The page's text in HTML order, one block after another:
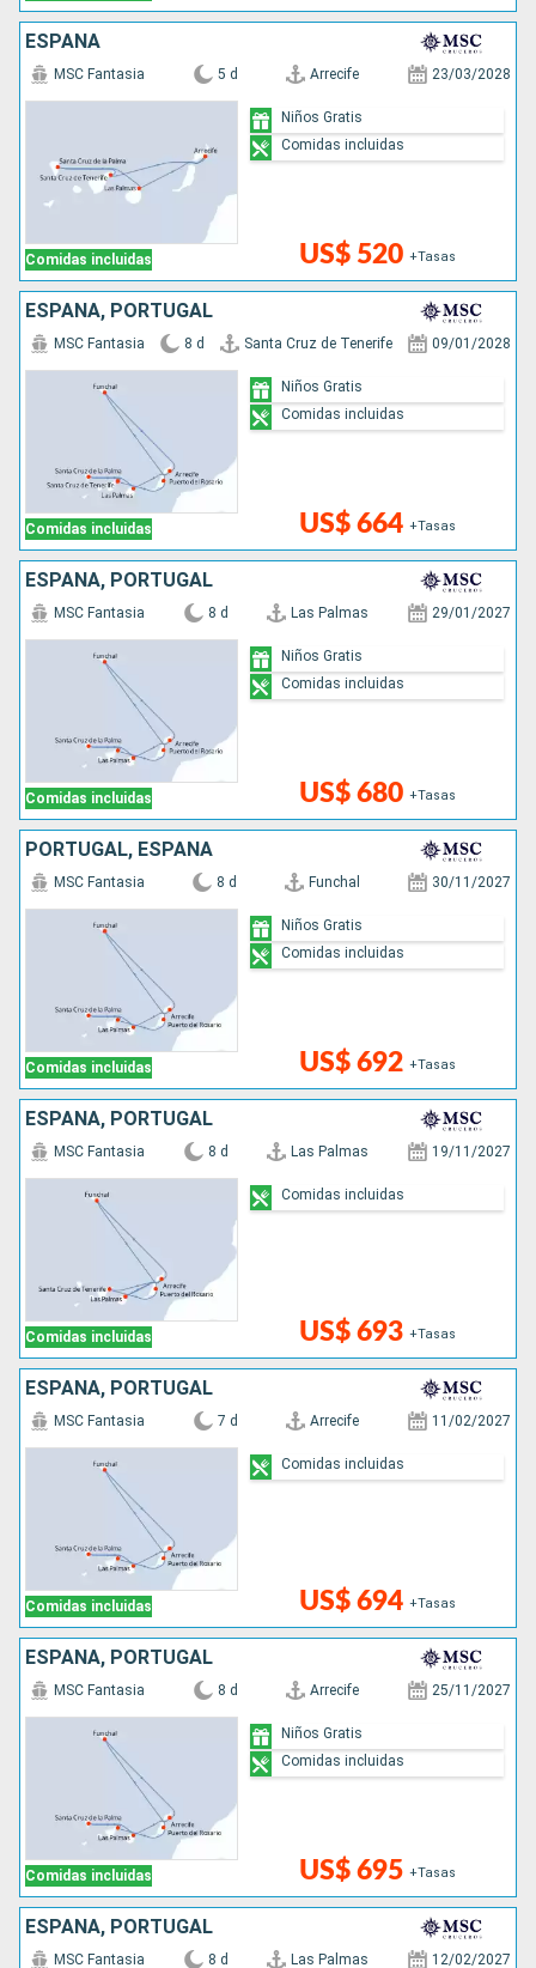
ESPAÑA
Comidas incluidas
MSC Fantasia 5 d Arrecife 23/03/2028
US$ 520 +Tasas
Niños Gratis
Comidas incluidas
ESPAÑA, PORTUGAL
Comidas incluidas
MSC Fantasia 8 d Santa Cruz de Tenerife 09/01/2028
US$ 664 +Tasas
Niños Gratis
Comidas incluidas
ESPAÑA, PORTUGAL
Comidas incluidas
MSC Fantasia 8 d Las Palmas 29/01/2027
US$ 680 +Tasas
Niños Gratis
Comidas incluidas
PORTUGAL, ESPAÑA
Comidas incluidas
MSC Fantasia 8 d Funchal 30/11/2027
US$ 692 +Tasas
Niños Gratis
Comidas incluidas
ESPAÑA, PORTUGAL
Comidas incluidas
MSC Fantasia 8 d Las Palmas 19/11/2027
US$ 693 +Tasas
Comidas incluidas
ESPAÑA, PORTUGAL
Comidas incluidas
MSC Fantasia 7 d Arrecife 11/02/2027
US$ 694 +Tasas
Comidas incluidas
ESPAÑA, PORTUGAL
Comidas incluidas
MSC Fantasia 8 d Arrecife 25/11/2027
US$ 695 +Tasas
Niños Gratis
Comidas incluidas
ESPAÑA, PORTUGAL
MSC Fantasia 8 d Las Palmas 12/02/2027